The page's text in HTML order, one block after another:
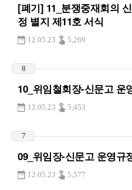
[폐기] 11_분쟁중재회의
정 별지 제11호 서식
12.05.23 5,269
8
10_위임철회장-신문고 운
12.05.23 5,453
7
09_위임장-신문고 운영규
12.05.23 5,577